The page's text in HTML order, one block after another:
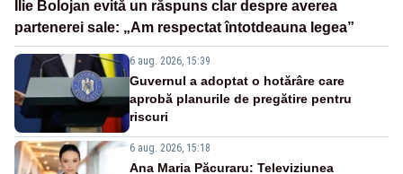
Ilie Bolojan evită un răspuns clar despre averea
partenerei sale: „Am respectat întotdeauna legea”
6 aug. 2026, 15:39
Guvernul a adoptat o hotărâre care
aprobă planurile de pregătire pentru
riscuri
6 aug. 2026, 15:18
Ana Maria Păcuraru: Televiziunea